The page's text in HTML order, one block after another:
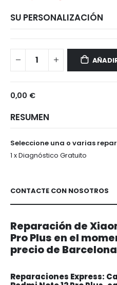
SU PERSONALIZACIÓN
Plus
0,00 €
RESUMEN
Seleccione una o varias
1 x Diagnóstico Gratuito
CONTACTE CON NOSOTROS
Reparación de
Pro Plus en el
precio de Barcelona
Reparaciones Express: